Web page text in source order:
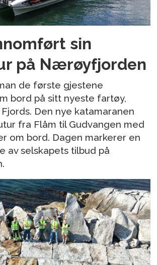
sin
på Nærøyfjorden
de første gjestene
bord på sitt nyeste fartøy,
Den nye katamaranen
fra Flåm til Gudvangen med
om bord. Dagen markerer en
av selskapets tilbud på